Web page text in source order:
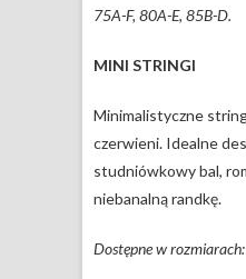
75A-F, 80A-E, 85B-D.
MINI STRINGI
Minimalistyczne
czerwieni. Idealne
studniówkowy bal,
niebanalną randkę.
Dostępne w rozmiarach: